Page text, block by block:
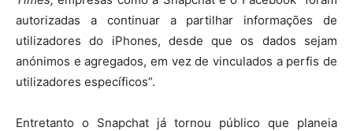
autorizadas a continuar a partilhar informações de
utilizadores do iPhones, desde que os dados sejam
anónimos e agregados, em vez de vinculados a perfis de
utilizadores específicos”.
Entretanto o Snapchat já tornou público que planeia